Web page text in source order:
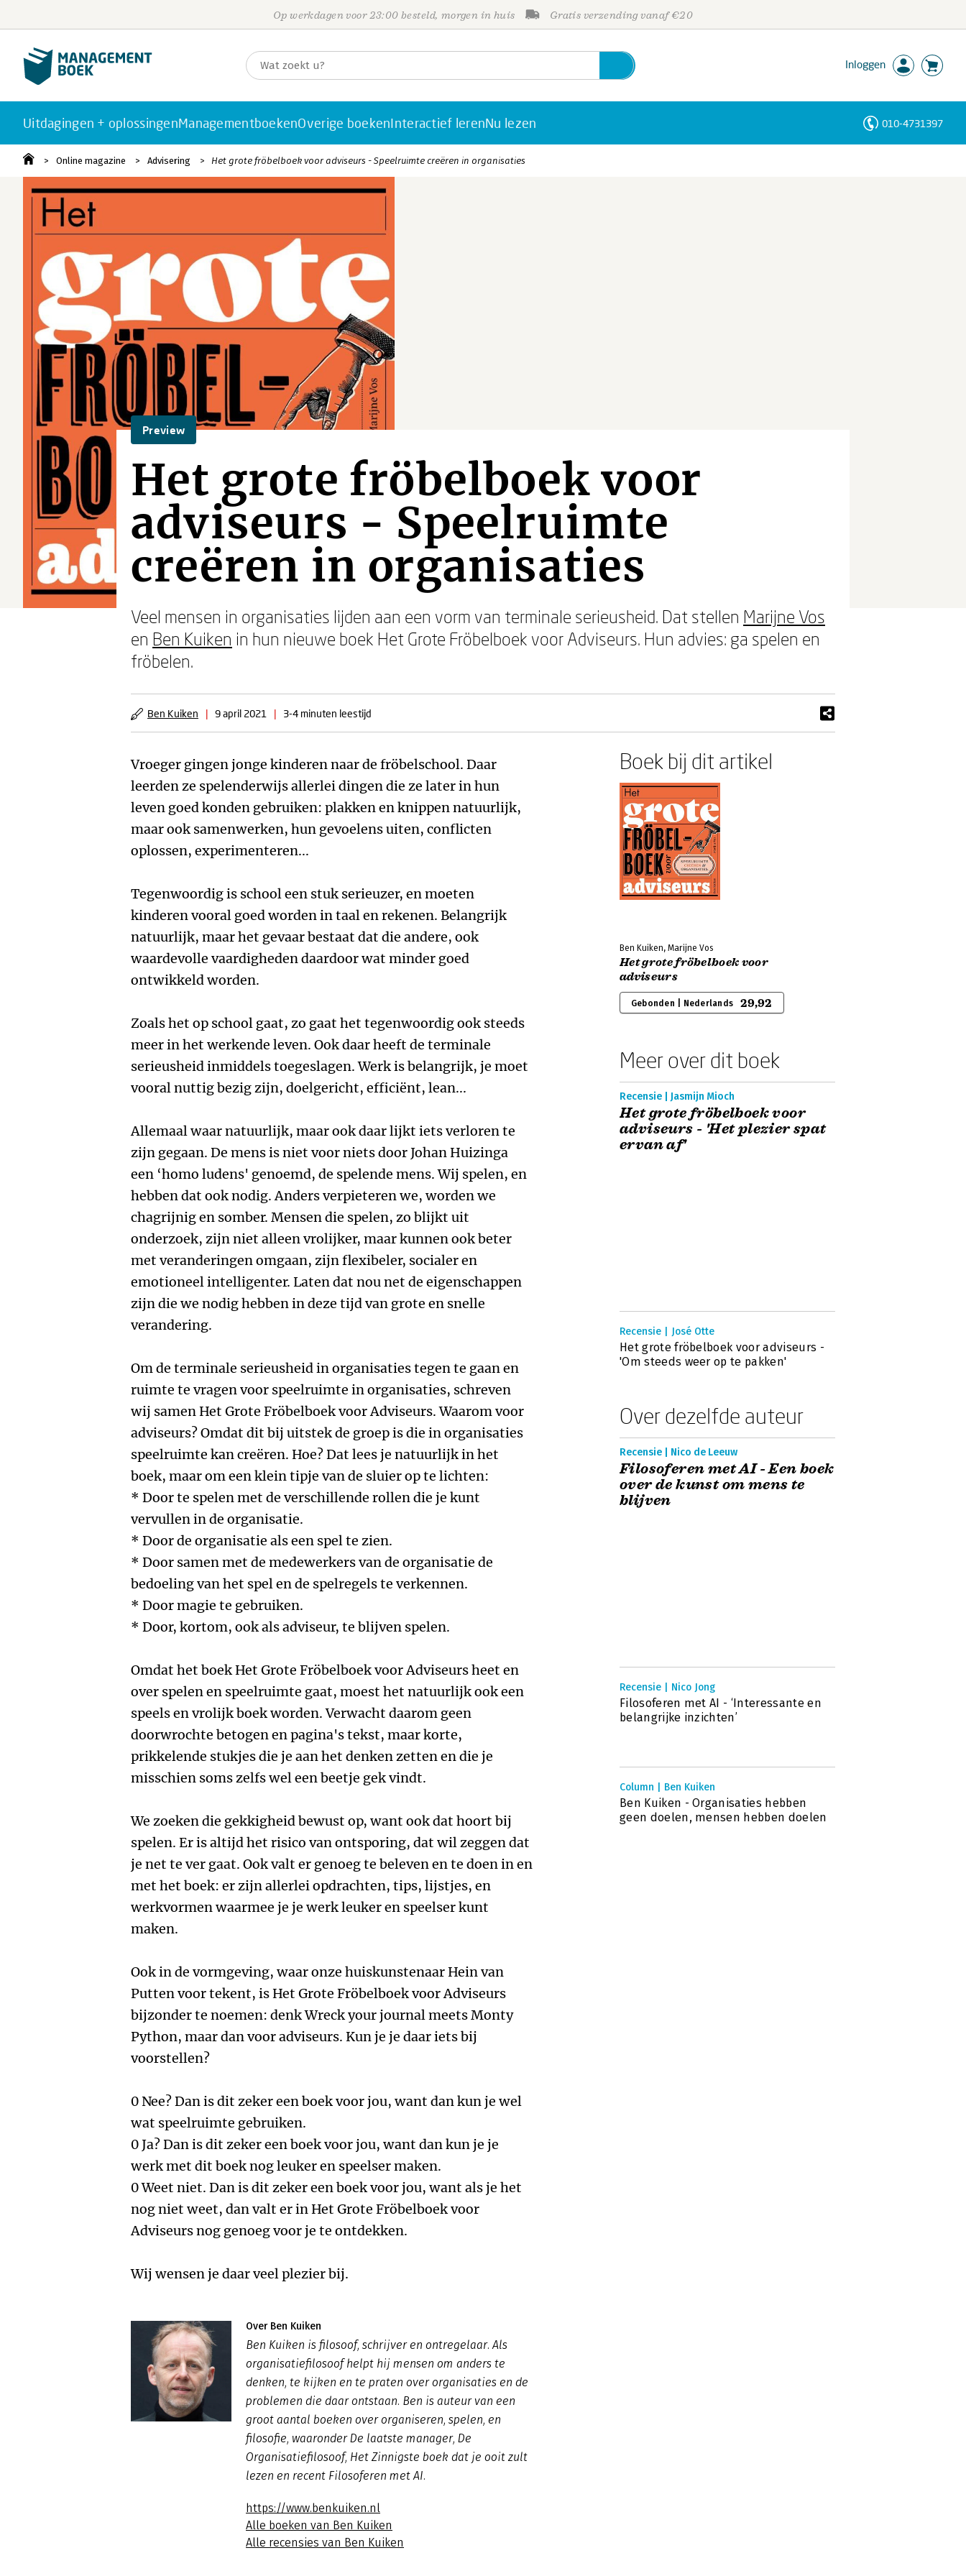
Op werkdagen voor 23:00 besteld, morgen in huis Gratis verzending vanaf €20
Inloggen
Uitdagingen + oplossingenManagementboekenOverige boekenInteractief lerenNu lezen 010-4731397
Online magazine Advisering Het grote fröbelboek voor adviseurs - Speelruimte creëren in organisaties
Preview
Het grote fröbelboek voor
adviseurs - Speelruimte
creëren in organisaties
Veel mensen in organisaties lijden aan een vorm van terminale serieusheid. Dat stellen Marijne Vos
en Ben Kuiken in hun nieuwe boek Het Grote Fröbelboek voor Adviseurs. Hun advies: ga spelen en
fröbelen.
Ben Kuiken | 9 april 2021 | 3-4 minuten leestijd
Vroeger gingen jonge kinderen naar de fröbelschool. Daar
leerden ze spelenderwijs allerlei dingen die ze later in hun
leven goed konden gebruiken: plakken en knippen natuurlijk,
maar ook samenwerken, hun gevoelens uiten, conflicten
oplossen, experimenteren...
Tegenwoordig is school een stuk serieuzer, en moeten
kinderen vooral goed worden in taal en rekenen. Belangrijk
natuurlijk, maar het gevaar bestaat dat die andere, ook
waardevolle vaardigheden daardoor wat minder goed
ontwikkeld worden.
Zoals het op school gaat, zo gaat het tegenwoordig ook steeds
meer in het werkende leven. Ook daar heeft de terminale
serieusheid inmiddels toegeslagen. Werk is belangrijk, je moet
vooral nuttig bezig zijn, doelgericht, efficiënt, lean...
Allemaal waar natuurlijk, maar ook daar lijkt iets verloren te
zijn gegaan. De mens is niet voor niets door Johan Huizinga
een ‘homo ludens' genoemd, de spelende mens. Wij spelen, en
hebben dat ook nodig. Anders verpieteren we, worden we
chagrijnig en somber. Mensen die spelen, zo blijkt uit
onderzoek, zijn niet alleen vrolijker, maar kunnen ook beter
met veranderingen omgaan, zijn flexibeler, socialer en
emotioneel intelligenter. Laten dat nou net de eigenschappen
zijn die we nodig hebben in deze tijd van grote en snelle
verandering.
Om de terminale serieusheid in organisaties tegen te gaan en
ruimte te vragen voor speelruimte in organisaties, schreven
wij samen Het Grote Fröbelboek voor Adviseurs. Waarom voor
adviseurs? Omdat dit bij uitstek de groep is die in organisaties
speelruimte kan creëren. Hoe? Dat lees je natuurlijk in het
boek, maar om een klein tipje van de sluier op te lichten:
* Door te spelen met de verschillende rollen die je kunt
vervullen in de organisatie.
* Door de organisatie als een spel te zien.
* Door samen met de medewerkers van de organisatie de
bedoeling van het spel en de spelregels te verkennen.
* Door magie te gebruiken.
* Door, kortom, ook als adviseur, te blijven spelen.
Omdat het boek Het Grote Fröbelboek voor Adviseurs heet en
over spelen en speelruimte gaat, moest het natuurlijk ook een
speels en vrolijk boek worden. Verwacht daarom geen
doorwrochte betogen en pagina's tekst, maar korte,
prikkelende stukjes die je aan het denken zetten en die je
misschien soms zelfs wel een beetje gek vindt.
We zoeken die gekkigheid bewust op, want ook dat hoort bij
spelen. Er is altijd het risico van ontsporing, dat wil zeggen dat
je net te ver gaat. Ook valt er genoeg te beleven en te doen in en
met het boek: er zijn allerlei opdrachten, tips, lijstjes, en
werkvormen waarmee je je werk leuker en speelser kunt
maken.
Ook in de vormgeving, waar onze huiskunstenaar Hein van
Putten voor tekent, is Het Grote Fröbelboek voor Adviseurs
bijzonder te noemen: denk Wreck your journal meets Monty
Python, maar dan voor adviseurs. Kun je je daar iets bij
voorstellen?
0 Nee? Dan is dit zeker een boek voor jou, want dan kun je wel
wat speelruimte gebruiken.
0 Ja? Dan is dit zeker een boek voor jou, want dan kun je je
werk met dit boek nog leuker en speelser maken.
0 Weet niet. Dan is dit zeker een boek voor jou, want als je het
nog niet weet, dan valt er in Het Grote Fröbelboek voor
Adviseurs nog genoeg voor je te ontdekken.
Wij wensen je daar veel plezier bij.
Over Ben Kuiken
Ben Kuiken is filosoof, schrijver en ontregelaar. Als
organisatiefilosoof helpt hij mensen om anders te
denken, te kijken en te praten over organisaties en de
problemen die daar ontstaan. Ben is auteur van een
groot aantal boeken over organiseren, spelen, en
filosofie, waaronderDe laatste manager, De
Organisatiefilosoof, Het Zinnigste boek dat je ooit zult
lezen en recent Filosoferen met AI.
https://www.benkuiken.nl
Alle boeken van Ben Kuiken
Alle recensies van Ben Kuiken
Boek bij dit artikel
Ben Kuiken, Marijne Vos
Het grote fröbelboek voor
adviseurs
Gebonden | Nederlands 29,92
Meer over dit boek
Recensie | Jasmijn Mioch
Het grote fröbelboek voor
adviseurs - 'Het plezier spat
ervan af'
Recensie | José Otte
Het grote fröbelboek voor adviseurs -
'Om steeds weer op te pakken'
Over dezelfde auteur
Recensie | Nico de Leeuw
Filosoferen met AI - Een boek
over de kunst om mens te
blijven
Recensie | Nico Jong
Filosoferen met AI - ‘Interessante en
belangrijke inzichten’
Column | Ben Kuiken
Ben Kuiken - Organisaties hebben
geen doelen, mensen hebben doelen
Personen